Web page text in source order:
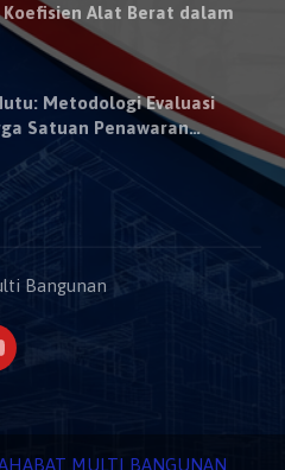
Alat Berat dalam
Metodologi Evaluasi
Satuan Penawaran
Bangunan
MULTI BANGUNAN